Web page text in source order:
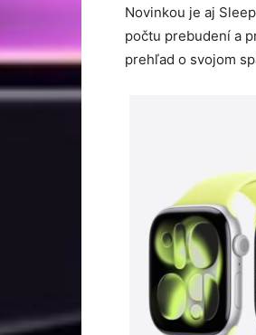
Novinkou je aj
počtu prebudení a
prehľad o svojom